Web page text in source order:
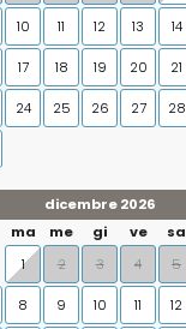
10 11 12 13 14
17 18 19 20 21
24 25 26 27 28
dicembre 2026
ma me gi ve sa
1
2 3 4 5
8 9 10 11 12